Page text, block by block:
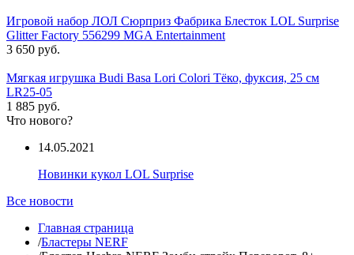
Игровой набор ЛОЛ Сюрприз Фабрика Блесток LOL Surprise
Glitter Factory 556299 MGA Entertainment
3 650 руб.
Мягкая игрушка Budi Basa Lori Colori Тёко, фуксия, 25 см
LR25-05
1 885 руб.
Что нового?
14.05.2021
Новинки кукол LOL Surprise
Все новости
Главная страница
/Бластеры NERF